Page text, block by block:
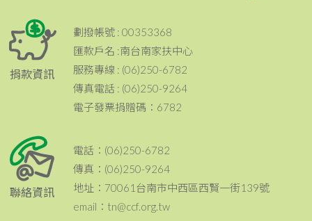
捐款資訊
劃撥帳號 : 00353368
匯款戶名 :南台南家扶中心
服務專線 : (06)250-6782
傳真電話 : (06)250-9264
電子發票捐贈碼：6782
聯絡資訊
電話：(06)250-6782
傳真：(06)250-9264
地址：70061台南市中西區西賢一街139號
email：tn@ccf.org.tw